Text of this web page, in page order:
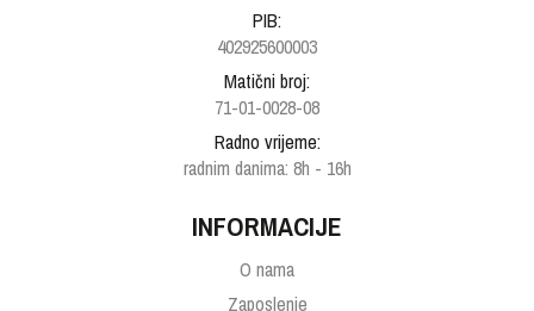
PIB:
402925600003
Matični broj:
71-01-0028-08
Radno vrijeme:
radnim danima: 8h - 16h
INFORMACIJE
O nama
Zaposlenje